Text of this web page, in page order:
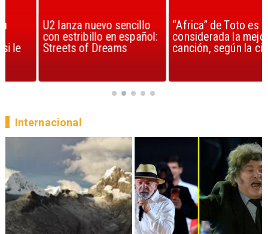
U2 lanza nuevo sencillo
con estribillo en español:
Streets of Dreams
“Africa” de Toto es
considerada la mejor
canción, según la ciencia
Internacional